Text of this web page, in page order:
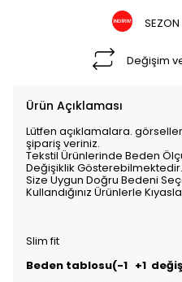
SEZON
Değişim
Ürün Açıklaması
Lütfen açıklamalara.
şipariş veriniz.
Tekstil Ürünlerinde Beden
Değişiklik Gösterebilmektedir.
Size Uygun Doğru Bedeni
Kullandığınız Ürünlerle
Slim fit
Beden tablosu(-1 +1